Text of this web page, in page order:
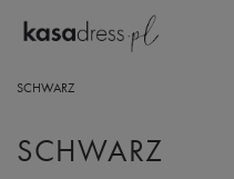
SCHWARZ
SCHWARZ